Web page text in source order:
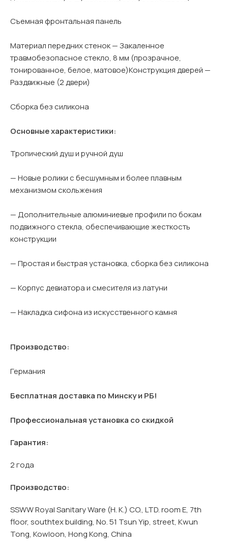
Съемная фронтальная панель
Материал передних стенок — Закаленное
травмобезопасное стекло, 8 мм (прозрачное,
тонированное, белое, матовое)Конструкция дверей —
Раздвижные (2 двери)
Сборка без силикона
Основные характеристики:
Тропический душ и ручной душ
— Новые ролики с бесшумным и более плавным
механизмом скольжения
— Дополнительные алюминиевые профили по бокам
подвижного стекла, обеспечивающие жесткость
конструкции
— Простая и быстрая установка, сборка без силикона
— Корпус девиатора и смесителя из латуни
— Накладка сифона из искусственного камня
Производство:
Германия
Бесплатная доставка по Минску и РБ!
Профессиональная установка со скидкой
Гарантия:
2 года
Производство:
SSWW Royal Sanitary Ware (H. K.) CO., LTD. room E, 7th
floor, southtex building, No. 51 Tsun Yip, street, Kwun
Tong, Kowloon, Hong Kong, China